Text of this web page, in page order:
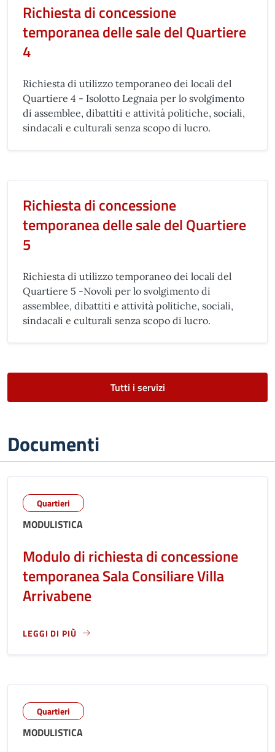
Richiesta di concessione
temporanea delle sale del Quartiere
4
Richiesta di utilizzo temporaneo dei locali del
Quartiere 4 - Isolotto Legnaia per lo svolgimento
di assemblee, dibattiti e attività politiche, sociali,
sindacali e culturali senza scopo di lucro.
Richiesta di concessione
temporanea delle sale del Quartiere
5
Richiesta di utilizzo temporaneo dei locali del
Quartiere 5 -Novoli per lo svolgimento di
assemblee, dibattiti e attività politiche, sociali,
sindacali e culturali senza scopo di lucro.
Tutti i servizi
Documenti
Quartieri
MODULISTICA
Modulo di richiesta di concessione
temporanea Sala Consiliare Villa
Arrivabene
LEGGI DI PIÙ
LEGGI ANCORA RIGUARDO A: MODULO DI RICHIESTA DI
Quartieri
MODULISTICA